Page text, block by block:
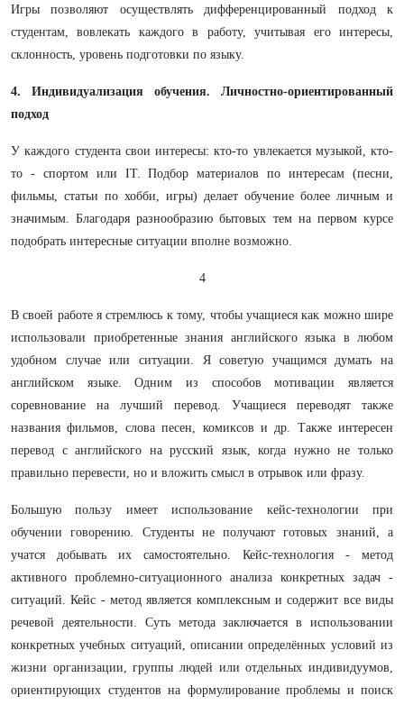
Игры позволяют осуществлять дифференцированный подход к
студентам, вовлекать каждого в работу, учитывая его интересы,
склонность, уровень подготовки по языку.
4. Индивидуализация обучения. Личностно-ориентированный
подход
У каждого студента свои интересы: кто-то увлекается музыкой, кто-
то - спортом или IТ. Подбор материалов по интересам (песни,
фильмы, статьи по хобби, игры) делает обучение более личным и
значимым. Благодаря разнообразию бытовых тем на первом курсе
подобрать интересные ситуации вполне возможно.
4
В своей работе я стремлюсь к тому, чтобы учащиеся как можно шире
использовали приобретенные знания английского языка в любом
удобном случае или ситуации. Я советую учащимся думать на
английском языке. Одним из способов мотивации является
соревнование на лучший перевод. Учащиеся переводят также
названия фильмов, слова песен, комиксов и др. Также интересен
перевод с английского на русский язык, когда нужно не только
правильно перевести, но и вложить смысл в отрывок или фразу.
Большую пользу имеет использование кейс-технологии при
обучении говорению. Студенты не получают готовых знаний, а
учатся добывать их самостоятельно. Кейс-технология - метод
активного проблемно-ситуационного анализа конкретных задач -
ситуаций. Кейс - метод является комплексным и содержит все виды
речевой деятельности. Суть метода заключается в использовании
конкретных учебных ситуаций, описании определённых условий из
жизни организации, группы людей или отдельных индивидуумов,
ориентирующих студентов на формулирование проблемы и поиск